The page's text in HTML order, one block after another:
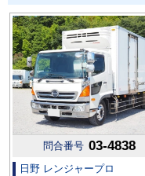
問合番号 03-4838
日野 レンジャープロ